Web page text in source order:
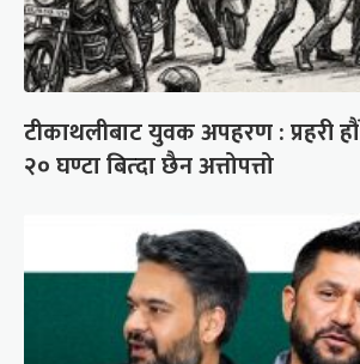
टीकाथलीबाट युवक अपहरण : प्रहरी
२० घण्टा बित्दा छैन अत्तोपत्तो